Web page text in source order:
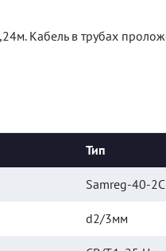
Кабель в трубах
Тип
Samreg-40-
d2/3мм